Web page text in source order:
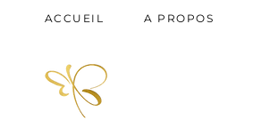
ACCUEIL A PROPOS